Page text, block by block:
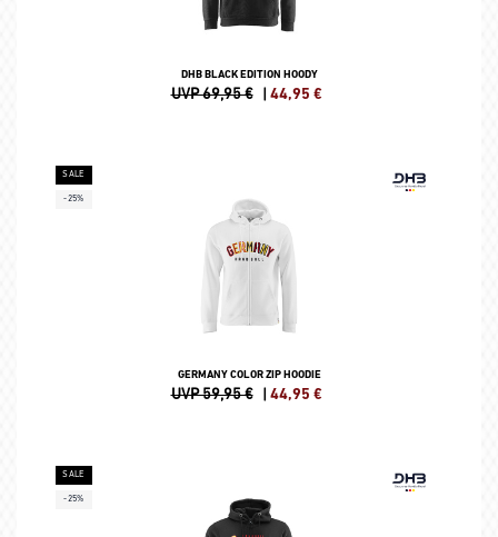
DHB BLACK EDITION HOODY
UVP 69,95 € | 44,95 €
SALE
-25%
GERMANY COLOR ZIP HOODIE
UVP 59,95 € | 44,95 €
SALE
-25%